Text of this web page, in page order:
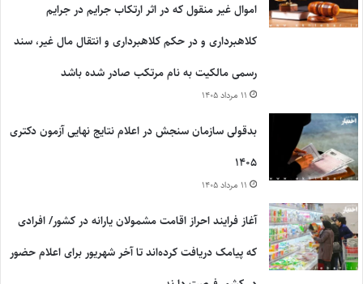
اموال غیر منقول که در اثر ارتکاب جرایم در جرایم
کلاهبرداری و در حکم کلاهبرداری و انتقال مال غیر، سند
رسمی مالکیت به نام مرتکب صادر شده باشد
۱۱ مرداد ۱۴۰۵
بدقولی سازمان سنجش در اعلام نتایج نهایی آزمون دکتری
۱۴۰۵
۱۱ مرداد ۱۴۰۵
آغاز فرایند احراز اقامت مشمولان یارانه در کشور/ افرادی
که پیامک دریافت کرده‌اند تا آخر شهریور برای اعلام حضور